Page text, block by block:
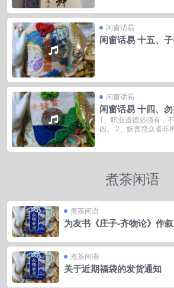
闲窗话易
闲窗话易 十五、
闲窗话易
闲窗话易 十四、
水，勿变成一个妖
1、职业道德必须有，
凶。 2、妖言惑众者非
煮茶闲语
煮茶闲语
为友书《庄子-齐物论》作叙
煮茶闲语
关于近期福袋的发货通知